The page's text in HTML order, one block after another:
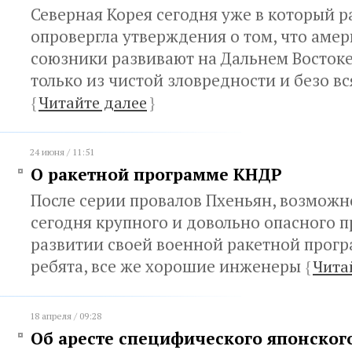
Северная Корея сегодня уже в который
опровергла утверждения о том, что
союзники развивают на Дальнем
только из чистой зловредности и безо
{Читайте далее}
24 июня / 11:51
О ракетной программе КНДР
После серии провалов Пхеньян,
сегодня крупного и довольно опасного
развитии своей военной ракетной
ребята, все же хорошие инженеры {
18 апреля / 09:28
Об аресте специфического